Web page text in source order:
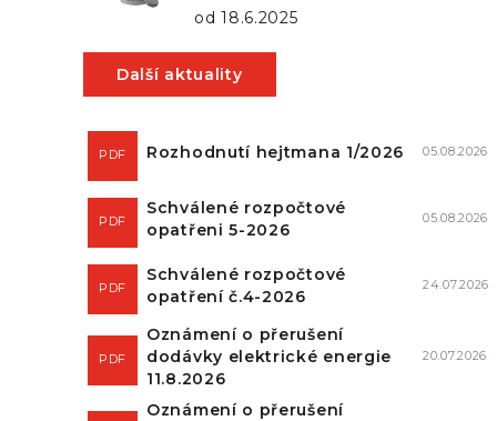
od 18.6.2025
Další aktuality
PDF Rozhodnutí hejtmana 1/2026 05.08.2026
PDF
Schválené rozpočtové
opatřeni 5-2026
05.08.2026
PDF
Schválené rozpočtové
opatření č.4-2026
24.07.2026
PDF
Oznámení o přerušení
dodávky elektrické energie
11.8.2026
20.07.2026
Oznámení o přerušení